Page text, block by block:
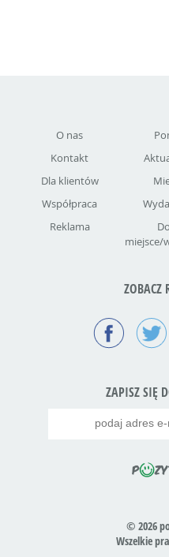
O nas
Kontakt
Dla klientów
Współpraca
Reklama
miejsce/
ZOBACZ
ZAPISZ SIĘ
© 2026
Wszelkie